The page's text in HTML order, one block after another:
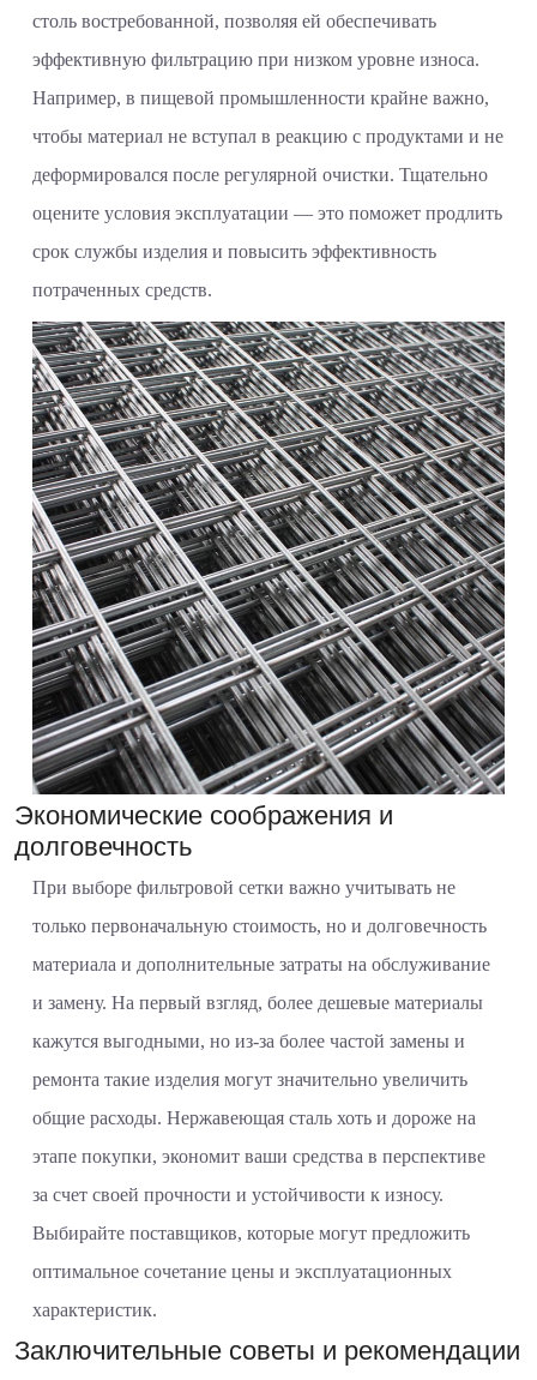
столь востребованной, позволяя ей обеспечивать
эффективную фильтрацию при низком уровне износа.
Например, в пищевой промышленности крайне важно,
чтобы материал не вступал в реакцию с продуктами и не
деформировался после регулярной очистки. Тщательно
оцените условия эксплуатации — это поможет продлить
срок службы изделия и повысить эффективность
потраченных средств.
Экономические соображения и
долговечность
При выборе фильтровой сетки важно учитывать не
только первоначальную стоимость, но и долговечность
материала и дополнительные затраты на обслуживание
и замену. На первый взгляд, более дешевые материалы
кажутся выгодными, но из-за более частой замены и
ремонта такие изделия могут значительно увеличить
общие расходы. Нержавеющая сталь хоть и дороже на
этапе покупки, экономит ваши средства в перспективе
за счет своей прочности и устойчивости к износу.
Выбирайте поставщиков, которые могут предложить
оптимальное сочетание цены и эксплуатационных
характеристик.
Заключительные советы и рекомендации